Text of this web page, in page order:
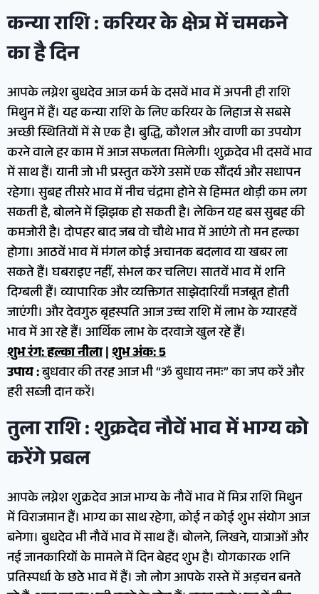
कन्या राशि : करियर के क्षेत्र में चमकने
का है दिन
आपके लग्नेश बुधदेव आज कर्म के दसवें भाव में अपनी ही राशि
मिथुन में हैं। यह कन्या राशि के लिए करियर के लिहाज से सबसे
अच्छी स्थितियों में से एक है। बुद्धि, कौशल और वाणी का उपयोग
करने वाले हर काम में आज सफलता मिलेगी। शुक्रदेव भी दसवें भाव
में साथ हैं। यानी जो भी प्रस्तुत करेंगे उसमें एक सौंदर्य और सधापन
रहेगा। सुबह तीसरे भाव में नीच चंद्रमा होने से हिम्मत थोड़ी कम लग
सकती है, बोलने में झिझक हो सकती है। लेकिन यह बस सुबह की
कमजोरी है। दोपहर बाद जब वो चौथे भाव में आएंगे तो मन हल्का
होगा। आठवें भाव में मंगल कोई अचानक बदलाव या खबर ला
सकते हैं। घबराइए नहीं, संभल कर चलिए। सातवें भाव में शनि
दिग्बली हैं। व्यापारिक और व्यक्तिगत साझेदारियाँ मजबूत होती
जाएंगी। और देवगुरु बृहस्पति आज उच्च राशि में लाभ के ग्यारहवें
भाव में आ रहे हैं। आर्थिक लाभ के दरवाजे खुल रहे हैं।
शुभ रंग: हल्का नीला|शुभ अंक: 5
उपाय :बुधवार की तरह आज भी “ॐ बुधाय नमः” का जप करें और
हरी सब्जी दान करें।
तुला राशि : शुक्रदेव नौवें भाव में भाग्य को
करेंगे प्रबल
आपके लग्नेश शुक्रदेव आज भाग्य के नौवें भाव में मित्र राशि मिथुन
में विराजमान हैं। भाग्य का साथ रहेगा, कोई न कोई शुभ संयोग आज
बनेगा। बुधदेव भी नौवें भाव में साथ हैं। बोलने, लिखने, यात्राओं और
नई जानकारियों के मामले में दिन बेहद शुभ है। योगकारक शनि
प्रतिस्पर्धा के छठे भाव में हैं। जो लोग आपके रास्ते में अड़चन बनते